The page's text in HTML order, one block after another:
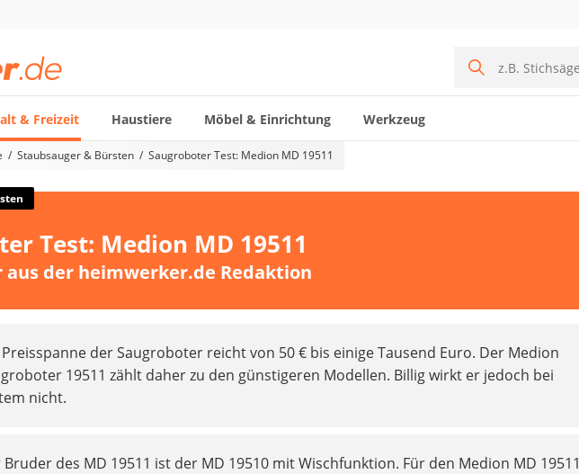
& Freizeit Haustiere Möbel & Einrichtung Werkzeug
Kategorie
Staubsauger & Bürsten Saugroboter Test: Medion MD 19511
Test: Medion MD 19511
aus der heimwerker.de Redaktion
der Saugroboter reicht von 50 € bis einige Tausend Euro. Der Medion
19511 zählt daher zu den günstigeren Modellen. Billig wirkt er jedoch bei
nicht.
Bruder des MD 19511 ist der MD 19510 mit Wischfunktion. Für den Medion MD 19511